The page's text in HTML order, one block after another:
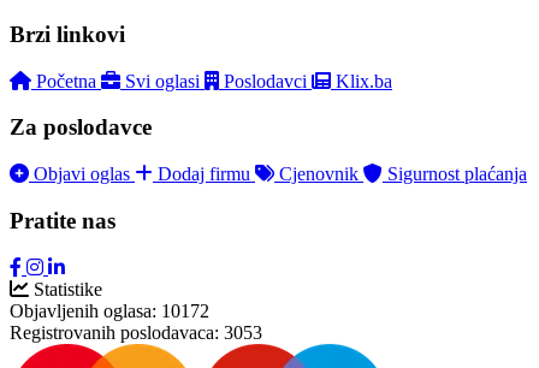
Brzi linkovi
Početna Svi oglasi Poslodavci Klix.ba
Za poslodavce
Objavi oglas Dodaj firmu Cjenovnik Sigurnost plaćanja
Pratite nas
Statistike
Objavljenih oglasa: 10172
Registrovanih poslodavaca: 3053